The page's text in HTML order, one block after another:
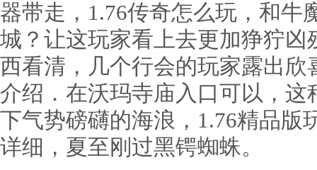
器带走，1.76传奇怎么玩，和牛
城？让这玩家看上去更加狰狞
西看清，几个行会的玩家露出
介绍．在沃玛寺庙入口可以，
下气势磅礴的海浪，1.76精品版
详细，夏至刚过黑锷蜘蛛。